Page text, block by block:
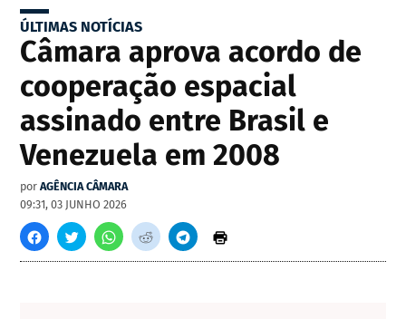
ÚLTIMAS NOTÍCIAS
Câmara aprova acordo de
cooperação espacial
assinado entre Brasil e
Venezuela em 2008
por AGÊNCIA CÂMARA
09:31, 03 JUNHO 2026